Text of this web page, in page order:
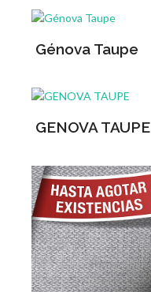
Génova Taupe
GENOVA TAUPE